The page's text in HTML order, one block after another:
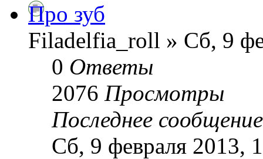
Про зуб
Filadelfia_roll » Сб, 9
0 Ответы
2076 Просмотры
Последнее
Сб, 9 февраля 2013,